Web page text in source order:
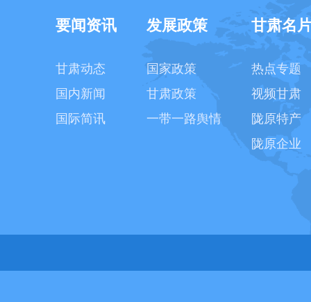
要闻资讯
甘肃动态
国内新闻
国际简讯
发展政策
国家政策
甘肃政策
一带一路舆情
甘肃名
热点专题
视频甘肃
陇原特产
陇原企业